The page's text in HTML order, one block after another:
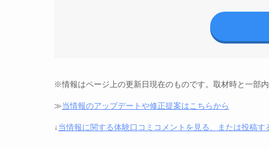
※情報はページ上の更新日現在のものです。取材時と一部内
≫当情報のアップデートや修正提案はこちらから
↓ 当情報に関する体験口コミコメントを見る、または投稿す